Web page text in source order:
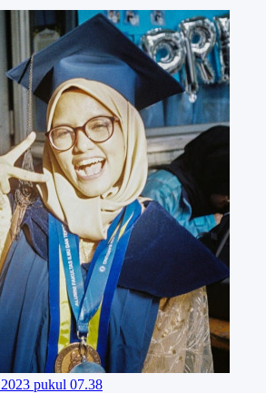
pukul 07.38